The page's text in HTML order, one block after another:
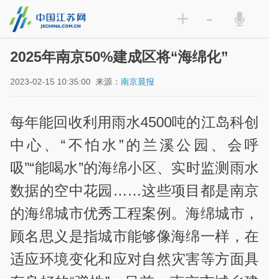
+ -
2025年南京50%建成区将“海绵化”
2023-02-15 10:35:00 来源：南京晨报
每年能回收利用雨水4500吨的江岛科创
中心、“不怕水”的兰溪公园、会呼
吸”“能喝水”的海绵小区、实时监测雨水
数据的空中花园……这些项目都是南京
的海绵城市优秀工程案例。海绵城市，
顾名思义是指城市能够像海绵一样，在
适应环境变化和应对自然灾害等方面具